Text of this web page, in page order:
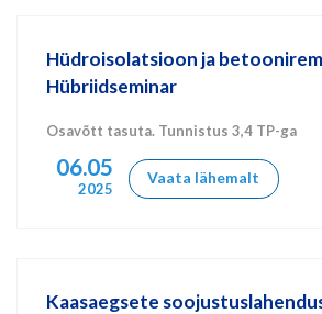
Hüdroisolatsioon ja
Hübriidseminar
Osavõtt tasuta. Tunnistus 3,4 TP-ga
06.05
2025
Vaata lähemalt
Kaasaegsete